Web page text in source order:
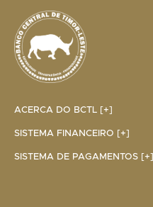
ACERCA DO BCTL [+]
SISTEMA FINANCEIRO [+]
SISTEMA DE PAGAMENTOS [+]